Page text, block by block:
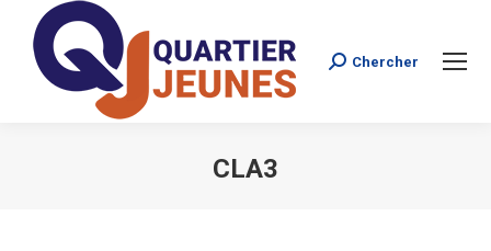
Search:
Chercher
CLA3